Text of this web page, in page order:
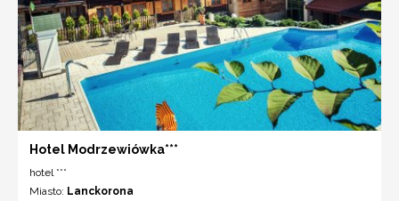
Hotel Modrzewiówka***
hotel ***
Miasto: Lanckorona